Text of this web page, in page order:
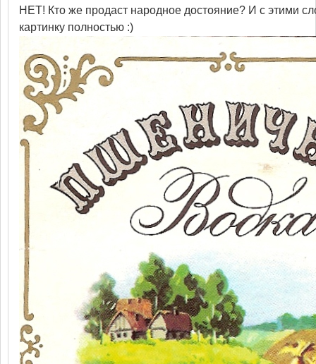
НЕТ! Кто же продаст народное достояние? И с этими
картинку полностью :)